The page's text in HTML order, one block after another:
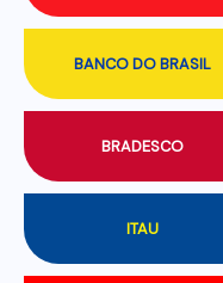
BANCO DO BRASIL
BRADESCO
ITAU